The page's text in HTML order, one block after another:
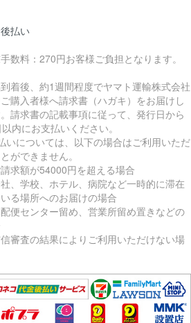
払い
数料：270円お客様ご負担となります。
着後、約1週間程度でヤマト運輸株式会社
購入者様へ請求書（ハガキ）をお届けし
請求書の記載事項に従って、発行日から
内にお支払いください。
いについては、以下の場合はご利用いただ
ができません。
請求額が54000円を超える場合
社、学校、ホテル、病院など一時的に滞在
る場所へのお届けの場合
配便センター留め、営業所留め置きなどの
信審査の結果によりご利用いただけない場